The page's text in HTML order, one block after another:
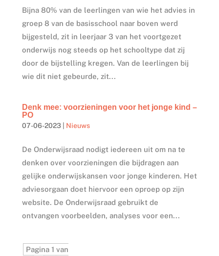
Bijna 80% van de leerlingen van wie het advies in
groep 8 van de basisschool naar boven werd
bijgesteld, zit in leerjaar 3 van het voortgezet
onderwijs nog steeds op het schooltype dat zij
door de bijstelling kregen. Van de leerlingen bij
wie dit niet gebeurde, zit...
Denk mee: voorzieningen voor het jonge kind –
PO
07-06-2023| Nieuws
De Onderwijsraad nodigt iedereen uit om na te
denken over voorzieningen die bijdragen aan
gelijke onderwijskansen voor jonge kinderen. Het
adviesorgaan doet hiervoor een oproep op zijn
website. De Onderwijsraad gebruikt de
ontvangen voorbeelden, analyses voor een...
Pagina 1 van